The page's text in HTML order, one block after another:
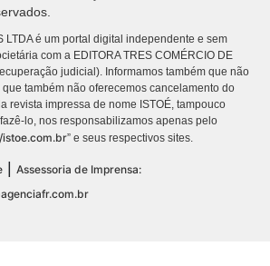
LTDA é um portal digital independente e sem
com a EDITORA TRES COMÉRCIO DE
judicial). Informamos também que não
também não oferecemos cancelamento do
revista impressa de nome ISTOÉ, tampouco
lo, nos responsabilizamos apenas pelo
istoe.com.br” e seus respectivos sites.
Assessoria de Imprensa: